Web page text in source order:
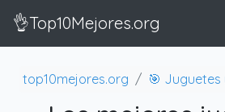
👌Top10Mejores.org
top10mejores.org 🎯 Juguetes